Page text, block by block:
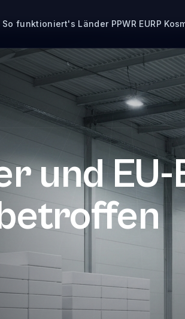
So funktioniert's Länder PPWR EURP
und EU-
AI Extractor
4-Marktplätzen aktiv (vs. 1.741 auf